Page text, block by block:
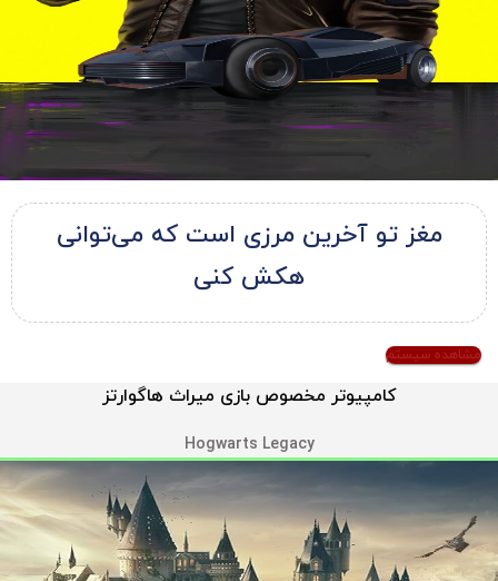
مغز تو آخرین مرزی است که می‌توانی
هکش کنی
مشاهده سیستم
کامپیوتر مخصوص بازی میراث هاگوارتز
Hogwarts Legacy